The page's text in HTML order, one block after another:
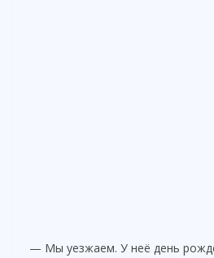
— Мы уезжаем. У неё день